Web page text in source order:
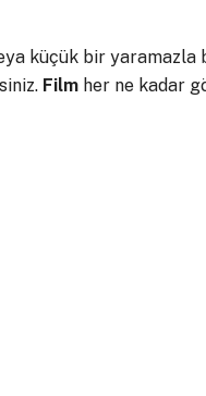
küçük bir
Film her ne kadar